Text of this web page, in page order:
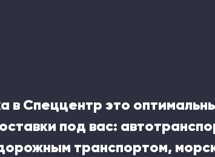
в Спеццентр это
под вас:
транспортом,